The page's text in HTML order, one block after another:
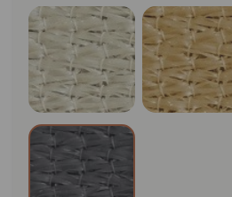
Ivoor HDPE
Graphite HDPE